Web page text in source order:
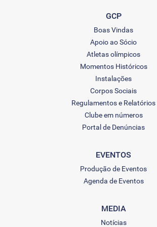
GCP
Boas Vindas
Apoio ao Sócio
Atletas olímpicos
Momentos Históricos
Instalações
Corpos Sociais
Regulamentos e Relatórios
Clube em números
Portal de Denúncias
EVENTOS
Produção de Eventos
Agenda de Eventos
MEDIA
Notícias